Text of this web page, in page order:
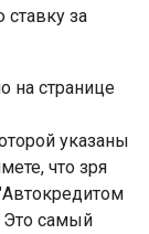
ставку за
на странице
указаны
что зря
Это самый